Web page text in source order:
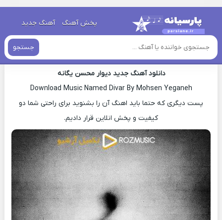
پخش آهنگ آهنگ جدید
جستجو
خانه » دانلود آهنگ جدید
اهنگ محسن یگانه دیوار جدید
دانلود آهنگ جدید دیوار محسن یگانه
Download Music Named Divar By Mohsen Yeganeh
پست دیگری که حتما باید اهنگ آن را بشنوید برای راحتی شما دو
کیفیت و پخش انلاین قرار دادیم.